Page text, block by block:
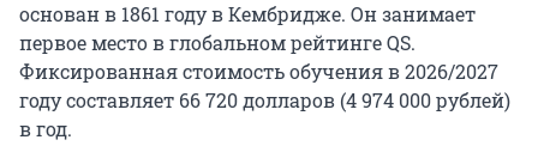
основан в 1861 году в Кембридже. Он занимает
первое место в глобальном рейтинге QS.
Фиксированная стоимость обучения в2026/2027
году составляет 66 720долларов (4 974 000рублей)
в год.